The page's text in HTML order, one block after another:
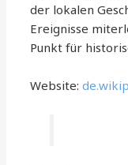
der lokalen
Ereignisse
Punkt für
Website: